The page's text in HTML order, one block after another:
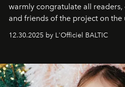
warmly congratulate all readers,
and friends of the project on the
achievements.
12.30.2025 by L'Officiel BALTIC